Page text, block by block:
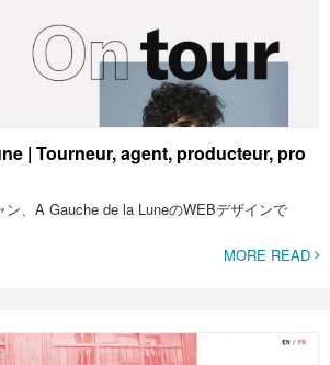
| Tourneur, agent, producteur, pro
ン、A Gauche de la LuneのWEBデザインで
MORE READ